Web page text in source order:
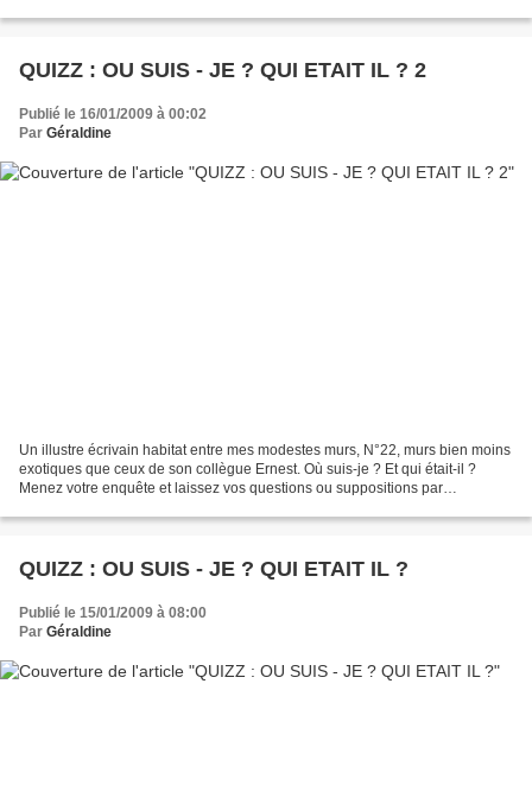
QUIZZ : OU SUIS - JE ? QUI ETAIT IL ? 2
Publié le 16/01/2009 à 00:02
Par Géraldine
Un illustre écrivain habitat entre mes modestes murs, N°22, murs bien moins
exotiques que ceux de son collègue Ernest. Où suis-je ? Et qui était-il ?
Menez votre enquête et laissez vos questions ou suppositions par
QUIZZ : OU SUIS - JE ? QUI ETAIT IL ?
Publié le 15/01/2009 à 08:00
Par Géraldine